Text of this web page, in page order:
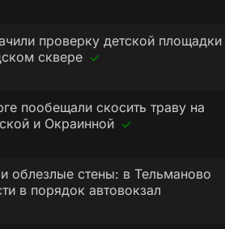
проверку детской площадки
сквере
пообещали скосить траву на
и Окраинной
облезлые стены: в Тельманово
в порядок автовокзал